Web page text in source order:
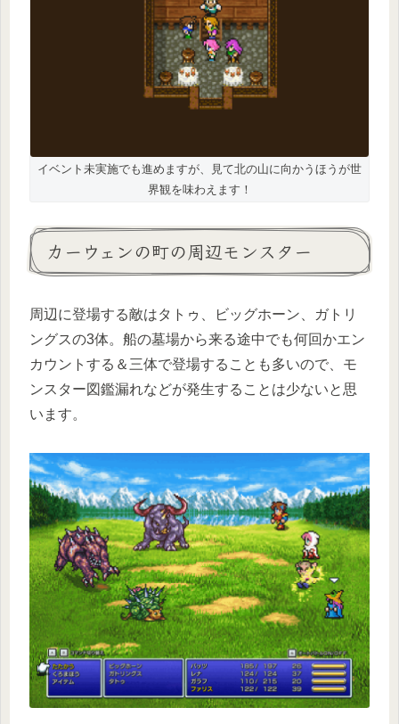
イベント未実施でも進めますが、見て北の山に向かうほうが世
界観を味わえます！
カーウェンの町の周辺モンスター
周辺に登場する敵はタトゥ、ビッグホーン、ガトリ
ングスの3体。船の墓場から来る途中でも何回かエン
カウントする＆三体で登場することも多いので、モ
ンスター図鑑漏れなどが発生することは少ないと思
います。